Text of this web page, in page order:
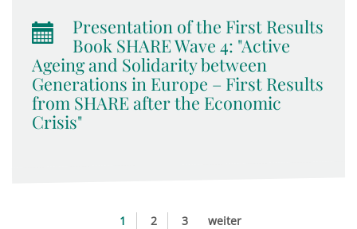
Presentation of the First Results
Book SHARE Wave 4: "Active
Ageing and Solidarity between
Generations in Europe – First Results
from SHARE after the Economic
Crisis"
1 2 3 weiter